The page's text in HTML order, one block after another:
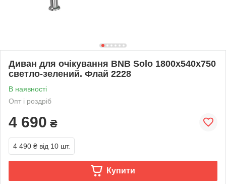
Диван для очікування BNB Solo 1800x540x750
светло-зелений. Флай 2228
В наявності
Опт і роздріб
4 690 ₴
4 490 ₴ від 10 шт.
Купити